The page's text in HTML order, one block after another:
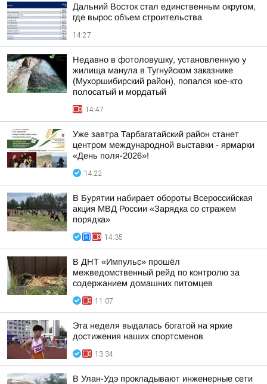
Дальний Восток стал единственным округом,
где вырос объем строительства
14:27
Недавно в фотоловушку, установленную у
жилища манула в Тугнуйском заказнике
(Мухоршибирский район), попался кое-кто
полосатый и мордатый
14:47
Уже завтра Тарбагатайский район станет
центром международной выставки - ярмарки
«День поля-2026»!
14:22
В Бурятии набирает обороты Всероссийская
акция МВД России «Зарядка со стражем
порядка»
14:35
В ДНТ «Импульс» прошёл
межведомственный рейд по контролю за
содержанием домашних питомцев
11:07
Эта неделя выдалась богатой на яркие
достижения наших спортсменов
13:34
В Улан-Удэ прокладывают инженерные сети